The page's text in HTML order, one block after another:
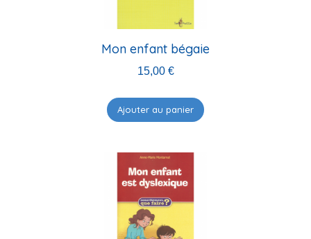
Mon enfant bégaie
15,00 €
Ajouter au panier